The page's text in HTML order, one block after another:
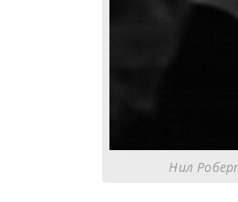
Нил